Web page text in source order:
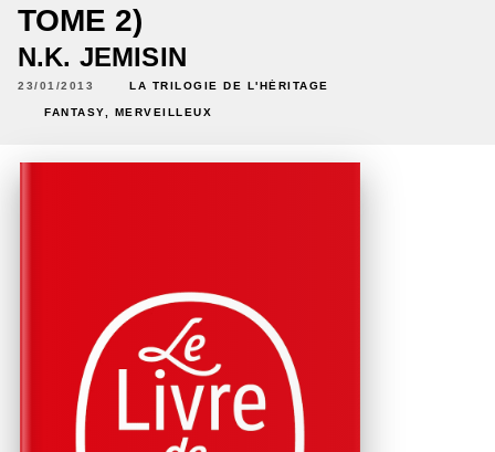
TOME 2)
N.K. JEMISIN
23/01/2013 LA TRILOGIE DE L'HÉRITAGE
FANTASY, MERVEILLEUX